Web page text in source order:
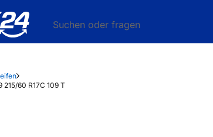
Suchen oder fragen
215/60 R17C 109 T